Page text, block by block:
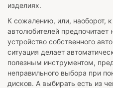
изделиях.
К сожалению, или, наоборот,
автолюбителей предпочитает
устройство собственного
ситуация делает
полезным инструментом,
неправильного выбора при
дисков. А выбирать есть из